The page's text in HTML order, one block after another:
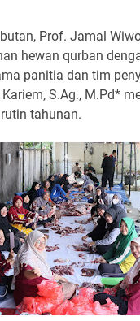
Prof. Jamal
hewan qurban
panitia dan tim
S.Ag., M.Pd*
tahunan.